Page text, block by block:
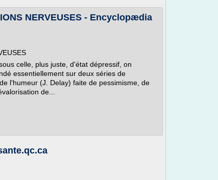
NERVEUSES - Encyclopædia
celle, plus juste, d'état dépressif, on
essentiellement sur deux séries de
l'humeur (J. Delay) faite de pessimisme, de
de...